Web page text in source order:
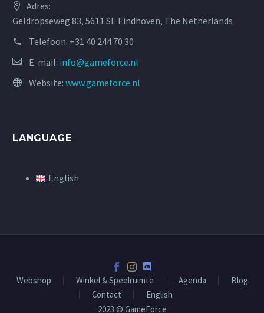
Adres:
Geldropseweg 83, 5611 SE Eindhoven, The Netherlands
Telefoon: +31 40 244 70 30
E-mail: info@gameforce.nl
Website: www.gameforce.nl
LANGUAGE
English
Webshop Winkel & Speelruimte Agenda
Blog
Contact
English
2023 © GameForce